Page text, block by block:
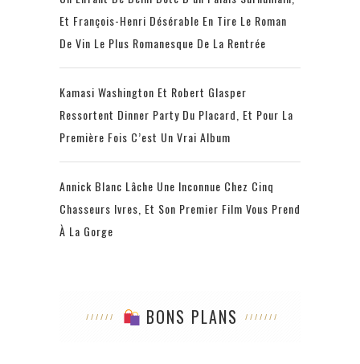
Et François-Henri Désérable En Tire Le Roman
De Vin Le Plus Romanesque De La Rentrée
Kamasi Washington Et Robert Glasper
Ressortent Dinner Party Du Placard, Et Pour La
Première Fois C’est Un Vrai Album
Annick Blanc Lâche Une Inconnue Chez Cinq
Chasseurs Ivres, Et Son Premier Film Vous Prend
À La Gorge
BONS PLANS